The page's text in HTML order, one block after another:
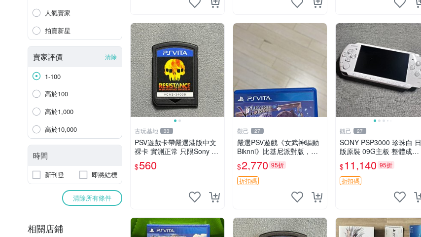
人氣賣家
拍賣新星
賣家評價 清除
1-100
高於100
高於1,000
高於10,000
時間
新刊登 即將結標
清除所有條件
相關店鋪
古玩基地 33
PSV遊戲卡帶嚴選港版中文
裸卡 實測正常 只限Sony PS
V運行 二合一折扣優惠 psv
港版 卡帶
$560
觀己 27
嚴選PSV遊戲《女武神驅動
Biknni》比基尼派對版，日
版原裝，PSV獨佔新古態，
附原裝包裝，閒置出售中。
女武神 PSV 美少女
$2,770 95折
折扣碼
觀己 27
SONY PSP3000 珍珠白 日
版原裝 09G主板 整體成色
充新 不漂移 按鍵順滑 PSP3
000 電腦遊戲機 PSP11893
90 屏幕老化
$11,140 95折
折扣碼